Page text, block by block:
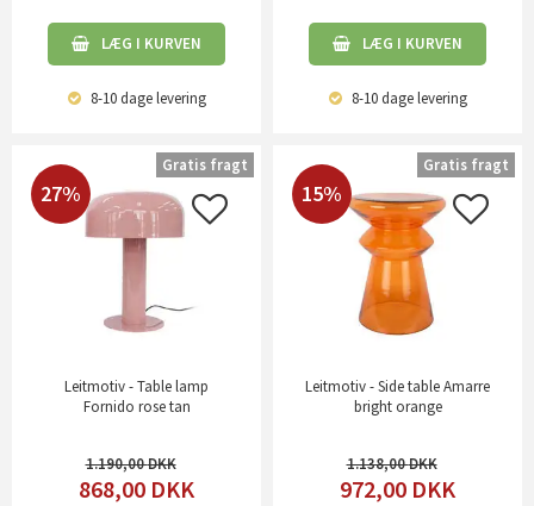
LÆG I KURVEN
8-10 dagelevering
LÆG I KURVEN
8-10 dagelevering
27%
Leitmotiv - Table lamp
Fornido rose tan
1.190,00
868,00 DKK
Gratis fragt
15%
Leitmotiv - Side table Amarre
bright orange
1.138,00
972,00 DKK
Gratis fragt